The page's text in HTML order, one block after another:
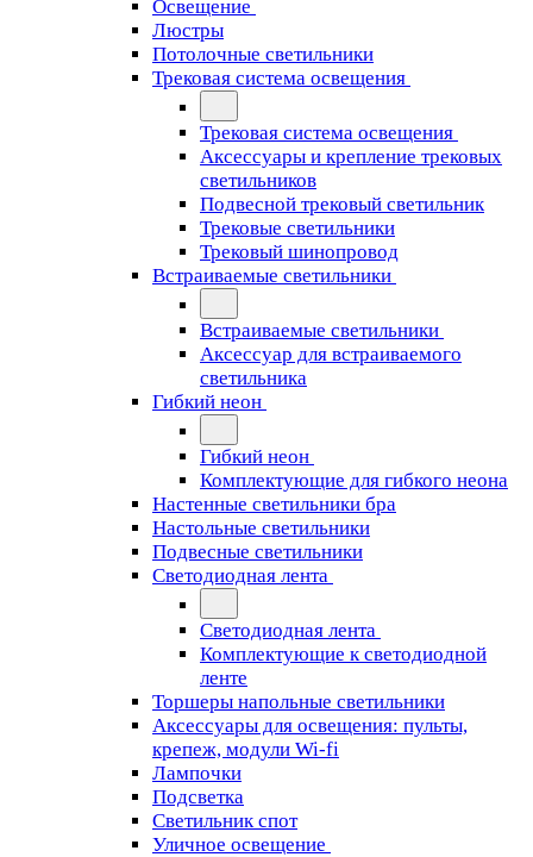
Освещение
Люстры
Потолочные светильники
Трековая система освещения
Трековая система освещения
Аксессуары и крепление трековых
светильников
Подвесной трековый светильник
Трековые светильники
Трековый шинопровод
Встраиваемые светильники
Встраиваемые светильники
Аксессуар для встраиваемого
светильника
Гибкий неон
Гибкий неон
Комплектующие для гибкого неона
Настенные светильники бра
Настольные светильники
Подвесные светильники
Светодиодная лента
Светодиодная лента
Комплектующие к светодиодной
ленте
Торшеры напольные светильники
Аксессуары для освещения: пульты,
крепеж, модули Wi-fi
Лампочки
Подсветка
Светильник спот
Уличное освещение